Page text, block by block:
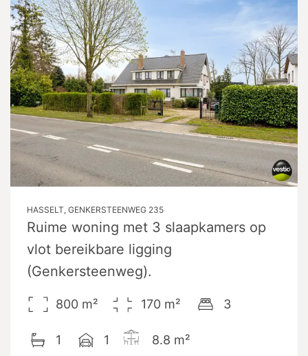
HASSELT, GENKERSTEENWEG 235
Ruime woning met 3 slaapkamers op
vlot bereikbare ligging
(Genkersteenweg).
800 m² 170 m² 3
1 1 8.8 m²